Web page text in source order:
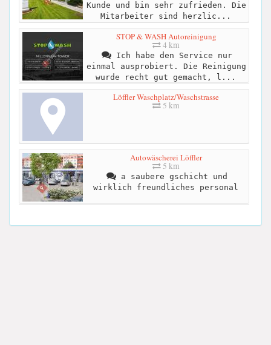
Kunde und bin sehr zufrieden. Die
Mitarbeiter sind herzlic...
STOP & WASH Autoreinigung
4 km
Ich habe den Service nur
einmal ausprobiert. Die Reinigung
wurde recht gut gemacht, l...
Löffler Waschplatz/Waschstrasse
5 km
Autowäscherei Löffler
5 km
a saubere gschicht und
wirklich freundliches personal